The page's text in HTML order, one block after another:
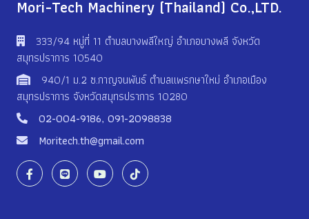
Mori-Tech Machinery (Thailand) Co.,LTD.
333/94 หมู่ที่ 11 ตําบลบางพลีใหญ่ อําเภอบางพลี จังหวัด
สมุทรปราการ 10540
940/1 ม.2 ซ.กาญจนพันธ์ ตำบลแพรกษาใหม่ อำเภอเมือง
สมุทรปราการ จังหวัดสมุทรปราการ 10280
02-004-9186, 091-2098838
Moritech.th@gmail.com